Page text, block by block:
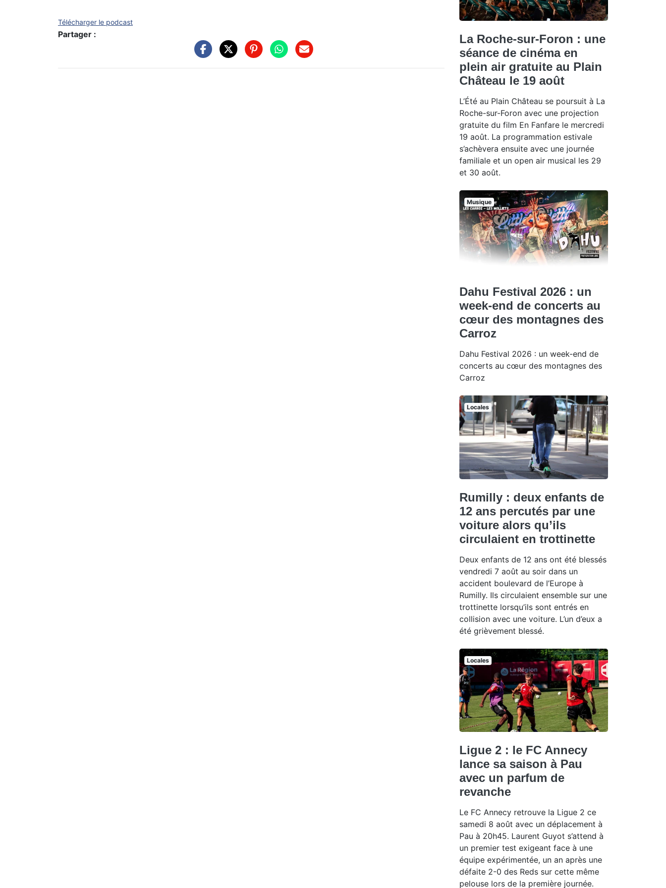
Télécharger le podcast
Partager :
La Roche-sur-Foron : une
séance de cinéma en
plein air gratuite au Plain
Château le 19 août
L’Été au Plain Château se poursuit à La
Roche-sur-Foron avec une projection
gratuite du film En Fanfare le mercredi
19 août. La programmation estivale
s’achèvera ensuite avec une journée
familiale et un open air musical les 29
et 30 août.
Musique
Dahu Festival 2026 : un
week-end de concerts au
cœur des montagnes des
Carroz
Dahu Festival 2026 : un week-end de
concerts au cœur des montagnes des
Carroz
Locales
Rumilly : deux enfants de
12 ans percutés par une
voiture alors qu’ils
circulaient en trottinette
Deux enfants de 12 ans ont été blessés
vendredi 7 août au soir dans un
accident boulevard de l’Europe à
Rumilly. Ils circulaient ensemble sur une
trottinette lorsqu’ils sont entrés en
collision avec une voiture. L’un d’eux a
été grièvement blessé.
Locales
Ligue 2 : le FC Annecy
lance sa saison à Pau
avec un parfum de
revanche
Le FC Annecy retrouve la Ligue 2 ce
samedi 8 août avec un déplacement à
Pau à 20h45. Laurent Guyot s’attend à
un premier test exigeant face à une
équipe expérimentée, un an après une
défaite 2-0 des Reds sur cette même
pelouse lors de la première journée.